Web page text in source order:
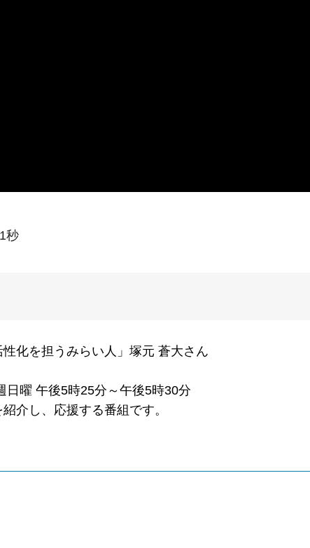
秒
化を担うみらい人」塚元 蒼大さん
日曜 午後5時25分～午後5時30分
介し、応援する番組です。